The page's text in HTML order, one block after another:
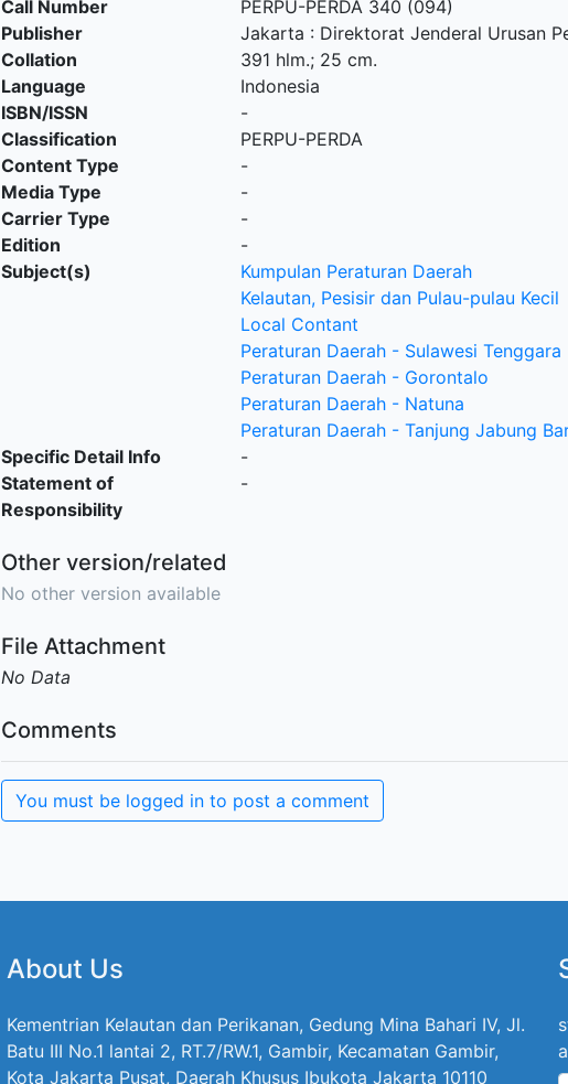
Call Number
PERPU-PERDA 340 (094)
Publisher
Jakarta : Direktorat Jenderal Urusan
Collation
391 hlm.; 25 cm.
Language
Indonesia
ISBN/ISSN
-
Classification
PERPU-PERDA
Content Type
-
Media Type
-
Carrier Type
-
Edition
-
Subject(s)
Kumpulan Peraturan Daerah
Kelautan, Pesisir dan Pulau-pulau Kecil
Local Contant
Peraturan Daerah - Sulawesi Tenggara
Peraturan Daerah - Gorontalo
Peraturan Daerah - Natuna
Peraturan Daerah - Tanjung Jabung
Specific Detail Info
-
Statement of
Responsibility
-
Other version/related
No other version available
File Attachment
No Data
Comments
You must be logged in to post a comment
About Us
Kementrian Kelautan dan Perikanan, Gedung Mina Bahari IV, Jl.
Batu III No.1 lantai 2, RT.7/RW.1, Gambir, Kecamatan Gambir,
Kota Jakarta Pusat, Daerah Khusus Ibukota Jakarta 10110